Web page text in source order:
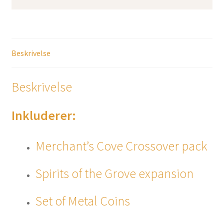
Beskrivelse
Beskrivelse
Inkluderer:
Merchant’s Cove Crossover pack
Spirits of the Grove expansion
Set of Metal Coins